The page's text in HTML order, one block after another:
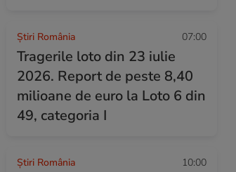
Știri România 07:00
Tragerile loto din 23 iulie
2026. Report de peste 8,40
milioane de euro la Loto 6 din
49, categoria I
Știri România 10:00